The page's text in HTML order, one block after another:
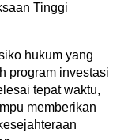
Tinggi
hukum yang
program investasi
tepat waktu,
memberikan